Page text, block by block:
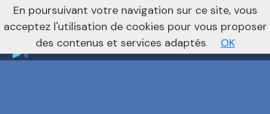
Vers le site national
nivo_2026: 1
En poursuivant votre navigation sur ce site, vous
acceptez l'utilisation de cookies pour vous proposer
des contenus et services adaptés
OK